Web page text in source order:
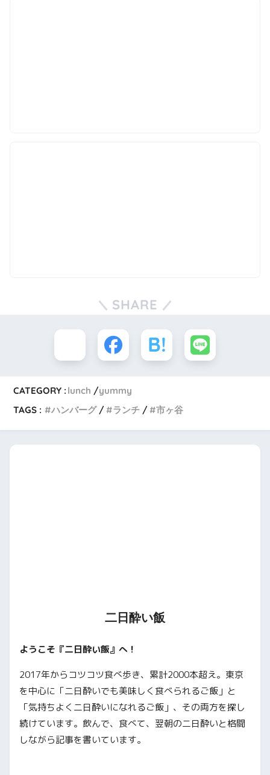
SHARE
CATEGORY : lunch
yummy
TAGS :
ハンバーグ ランチ 市ヶ谷
二日酔い飯
ようこそ『二日酔い飯』へ！
2017年からコツコツ食べ歩き、累計2000本超え。東京
を中心に「二日酔いでも美味しく食べられるご飯」と
「気持ちよく二日酔いになれるご飯」、その両方を探し
続けています。飲んで、食べて、翌朝の二日酔いと格闘
しながら記事を書いています。